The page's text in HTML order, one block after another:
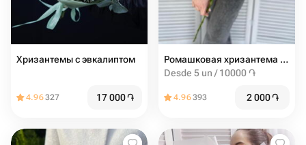
Хризантемы с эвкалиптом
4.96327 17 000֏
Ромашковая хризантема ( белая )
Desde 5 un / 10000 ֏
4.96393 2 000֏